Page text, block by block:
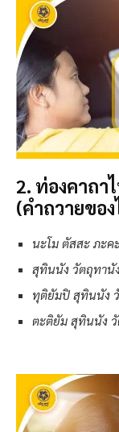
2. ท่องคาถา
(คำถวายของ
นะโม ตัสสะ ภะค
สุทินนัง วัตถุทานั
ทุติยัมปิ สุทินนัง
ตะติยัม สุทินนัง วั